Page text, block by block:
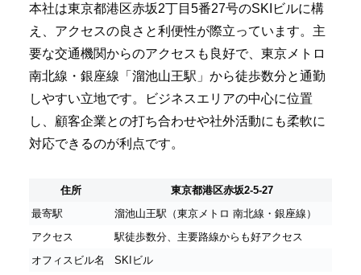
本社は東京都港区赤坂2丁目5番27号のSKIビルに構
え、アクセスの良さと利便性が際立っています。主
要な交通機関からのアクセスも良好で、東京メトロ
南北線・銀座線「溜池山王駅」から徒歩数分と通勤
しやすい立地です。ビジネスエリアの中心に位置
し、顧客企業との打ち合わせや社外活動にも柔軟に
対応できるのが利点です。
住所
東京都港区赤坂2-5-27
最寄駅
溜池山王駅（東京メトロ 南北線・銀座線）
アクセス
駅徒歩数分、主要路線からも好アクセス
オフィスビル名
SKIビル